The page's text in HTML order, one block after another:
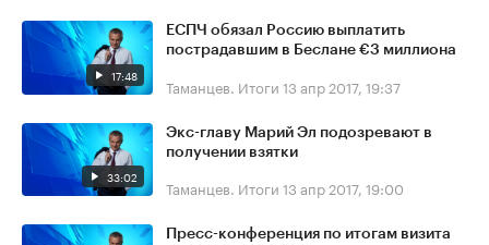
17:48
ЕСПЧ обязал Россию выплатить
пострадавшим в Беслане €3 миллиона
Таманцев. Итоги 13 апр 2017, 19:37
33:02
Экс-главу Марий Эл подозревают в
получении взятки
Таманцев. Итоги 13 апр 2017, 19:00
Пресс-конференция по итогам визита